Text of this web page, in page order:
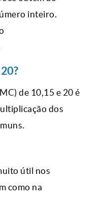
inteiro.
de 10,15 e 20 é
dos
útil nos
como na